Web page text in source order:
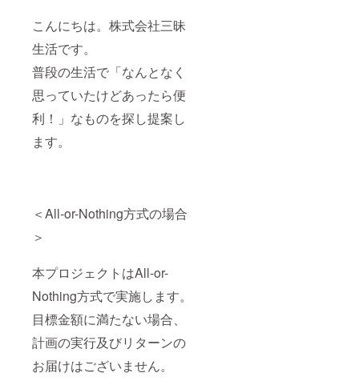
こんにちは。株式会社三昧
生活です。
普段の生活で「なんとなく
思っていたけどあったら便
利！」なものを探し提案し
ます。
＜All-or-Nothing方式の場合
＞
本プロジェクトはAll-or-
Nothing方式で実施します。
目標金額に満たない場合、
計画の実行及びリターンの
お届けはございません。